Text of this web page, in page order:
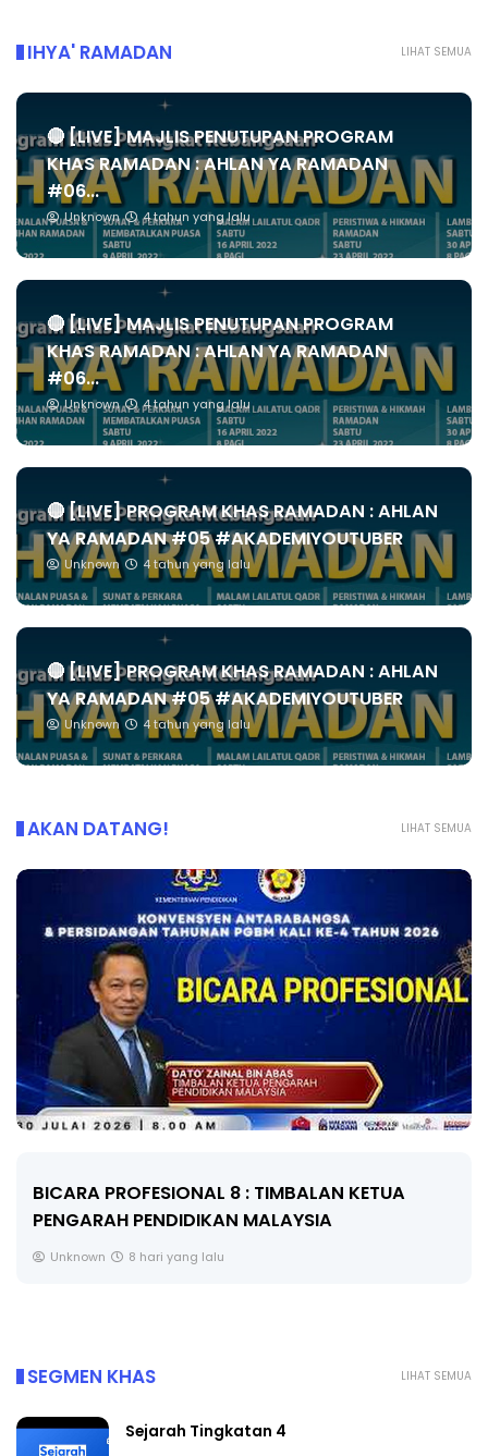
LIHAT SEMUA
IHYA' RAMADAN
🔴 [LIVE] MAJLIS PENUTUPAN PROGRAM
KHAS RAMADAN : AHLAN YA RAMADAN
#06...
Unknown 4 tahun yang lalu
🔴 [LIVE] MAJLIS PENUTUPAN PROGRAM
KHAS RAMADAN : AHLAN YA RAMADAN
#06...
Unknown 4 tahun yang lalu
🔴 [LIVE] PROGRAM KHAS RAMADAN : AHLAN
YA RAMADAN #05 #AKADEMIYOUTUBER
Unknown 4 tahun yang lalu
🔴 [LIVE] PROGRAM KHAS RAMADAN : AHLAN
YA RAMADAN #05 #AKADEMIYOUTUBER
Unknown 4 tahun yang lalu
LIHAT SEMUA
AKAN DATANG!
BICARA PROFESIONAL 8 : TIMBALAN KETUA
PENGARAH PENDIDIKAN MALAYSIA
Unknown 8 hari yang lalu
LIHAT SEMUA
SEGMEN KHAS
Sejarah Tingkatan 4